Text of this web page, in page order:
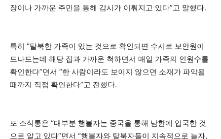
장이나 가까운 주민을 통해 감시가 이뤄지고 있다”고 말했다.
특히 “탈북한 가족이 있는 것으로 확인되면 수시로 보안원이
드나드는데 해당 집과 가까운 척하면서 매일 가족의 인원수를
확인한다”면서 “한 사람이라도 보이지 않으면 소재가 파악될
때까지 직접 확인한다”고 전했다.
또 소식통은 “대부분 행불자는 중국을 통해 남한에 입국한 것
으로 알고 있다”면서 “행불자와 탈북자들이 지속적으로 늘자,